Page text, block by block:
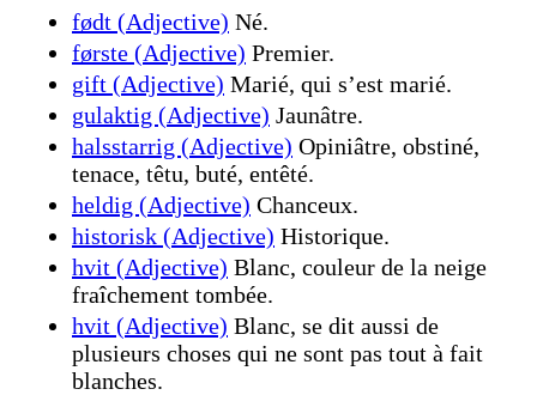
født (Adjective) Né.
første (Adjective) Premier.
gift (Adjective) Marié, qui s’est marié.
gulaktig (Adjective) Jaunâtre.
halsstarrig (Adjective) Opiniâtre, obstiné,
tenace, têtu, buté, entêté.
heldig (Adjective) Chanceux.
historisk (Adjective) Historique.
hvit (Adjective) Blanc, couleur de la neige
fraîchement tombée.
hvit (Adjective) Blanc, se dit aussi de
plusieurs choses qui ne sont pas tout à fait
blanches.